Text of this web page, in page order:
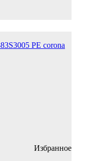
PE corona
Избранное